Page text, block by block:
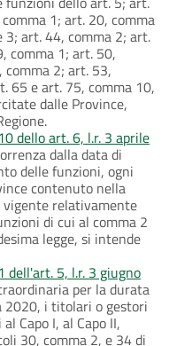
1; art. 20, comma
3; art. 44, comma 2; art.
comma 1; art. 50,
2; art. 53,
65 e art. 75, comma 10,
dalle Province,
dello art. 6, l.r. 3 aprile
dalla data di
delle funzioni, ogni
contenuto nella
relativamente
di cui al comma 2
legge, si intende
dell'art. 5, l.r. 3 giugno
per la durata
2020, i titolari o gestori
Capo I, al Capo II,
30, comma 2, e 34 di